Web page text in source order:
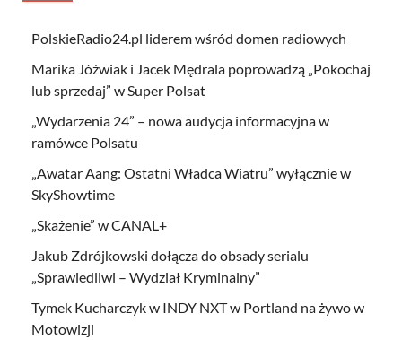
PolskieRadio24.pl liderem wśród domen radiowych
Marika Jóźwiak i Jacek Mędrala poprowadzą „Pokochaj
lub sprzedaj” w Super Polsat
„Wydarzenia 24” – nowa audycja informacyjna w
ramówce Polsatu
„Awatar Aang: Ostatni Władca Wiatru” wyłącznie w
SkyShowtime
„Skażenie” w CANAL+
Jakub Zdrójkowski dołącza do obsady serialu
„Sprawiedliwi – Wydział Kryminalny”
Tymek Kucharczyk w INDY NXT w Portland na żywo w
Motowizji